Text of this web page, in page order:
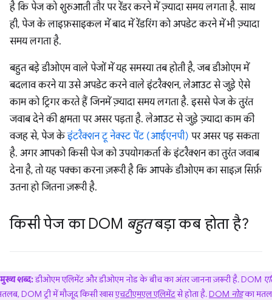
है कि पेज को शुरुआती तौर पर रेंडर करने में ज़्यादा समय लगता है. साथ
ही, पेज के लाइफ़साइकल में बाद में रेंडरिंग को अपडेट करने में भी ज़्यादा
समय लगता है.
बहुत बड़े डीओएम वाले पेजों में यह समस्या तब होती है, जब डीओएम में
बदलाव करने या उसे अपडेट करने वाले इंटरैक्शन, लेआउट से जुड़े ऐसे
काम को ट्रिगर करते हैं जिनमें ज़्यादा समय लगता है. इससे पेज के तुरंत
जवाब देने की क्षमता पर असर पड़ता है. लेआउट से जुड़े ज़्यादा काम की
वजह से, पेज केइंटरैक्शन टू नेक्स्ट पेंट (आईएनपी) पर असर पड़ सकता
है. अगर आपको किसी पेज को उपयोगकर्ता के इंटरैक्शन का तुरंत जवाब
देना है, तो यह पक्का करना ज़रूरी है कि आपके डीओएम का साइज़ सिर्फ़
उतना हो जितना ज़रूरी है.
किसी पेज का DOM बहुतबड़ा कब होता है?
मुख्य शब्द:डीओएम एलिमेंट और डीओएम नोड के बीच का अंतर जानना ज़रूरी है. DOM
DOM ट्री में मौजूद किसी खासएचटीएमएल एलिमेंटसे होता है.DOM नोडका